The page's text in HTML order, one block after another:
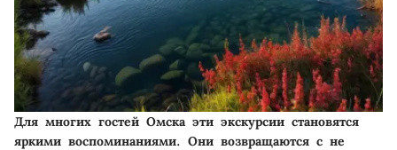
Для многих гостей Омска эти экскурсии становятся
яркими воспоминаниями. Они возвращаются с не